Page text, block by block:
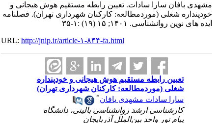
مشهدی بافان سارا سادات. تعیین رابطه مستقیم هوش هیجانی و
خودپنداره شغلی (موردمطالعه: کارکنان شهرداری تهران). فصلنامه
ایده های نوین روانشناسی. ۱۴۰۱; ۱۵ (۱۹) :۱-۳۵
URL:http://jnip.ir/article-۱-۸۴۴-fa.html
تعیین رابطه مستقیم هوش هیجانی و خودپنداره
شغلی (موردمطالعه: کارکنان شهرداری تهران)
سارا سادات مشهدی بافان *
کارشناسی ارشد روانشناسی بالینی، دانشگاه
پیام نور واحد بین‌الملل آذربایجان